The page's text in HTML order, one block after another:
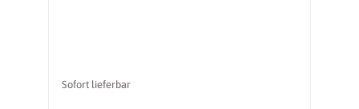
Sofort lieferbar